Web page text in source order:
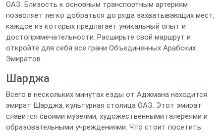
ОАЭ. Близость к основным транспортным артериям
позволяет легко добраться до ряда захватывающих мест,
каждое из которых предлагает уникальный опыт и
достопримечательности. Расширьте свой маршрут и
откройте для себя все грани Объединенных Арабских
Эмиратов.
Шарджа
Всего в нескольких минутах езды от Аджмана находится
эмират Шарджа, культурная столица ОАЭ. Этот эмират
славится своими музеями, художественными галереями и
образовательными учреждениями. Что стоит посетить: